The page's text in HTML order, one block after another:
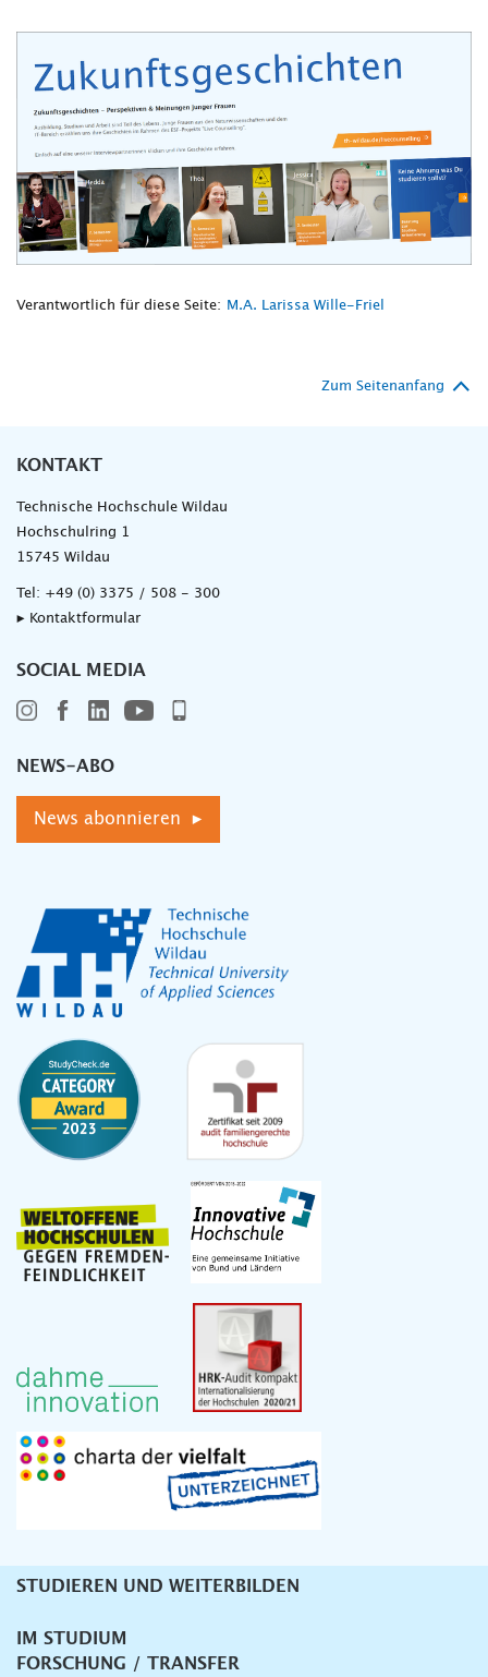
Verantwortlich für diese Seite: M.A. Larissa Wille-Friel
Zum Seitenanfang
KONTAKT
Technische Hochschule Wildau
Hochschulring 1
15745 Wildau
Tel: +49 (0) 3375 / 508 - 300
▸ Kontaktformular
SOCIAL MEDIA
NEWS-ABO
News abonnieren ▸
Unternavigation
STUDIEREN UND WEITERBILDEN
IM STUDIUM
FORSCHUNG / TRANSFER